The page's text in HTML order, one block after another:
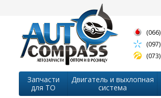
(066)
(097)
(073)
Запчасти
для ТО
Двигатель и выхлопная
система